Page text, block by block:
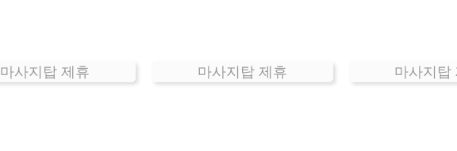
마사지탑 제휴 마사지탑 제휴 마사지탑